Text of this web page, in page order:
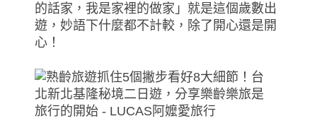
的話家，我是家裡的做家」就是這個歲數出
遊，妙語下什麼都不計較，除了開心還是開
心！